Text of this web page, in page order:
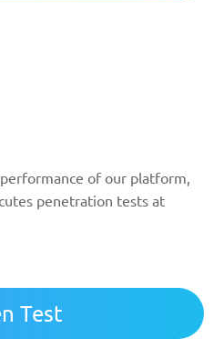
of our platform,
penetration tests at
Test